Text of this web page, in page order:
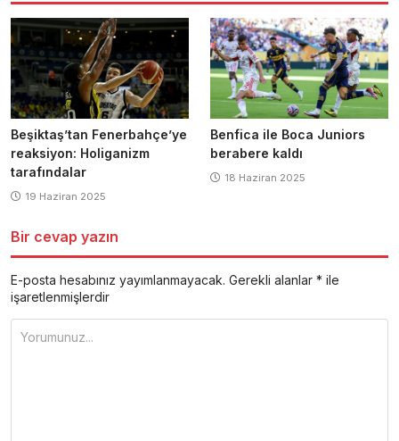
Beşiktaş’tan Fenerbahçe’ye
reaksiyon: Holiganizm
tarafındalar
19 Haziran 2025
Benfica ile Boca Juniors
berabere kaldı
18 Haziran 2025
Bir cevap yazın
E-posta hesabınız yayımlanmayacak. Gerekli alanlar * ile
işaretlenmişlerdir